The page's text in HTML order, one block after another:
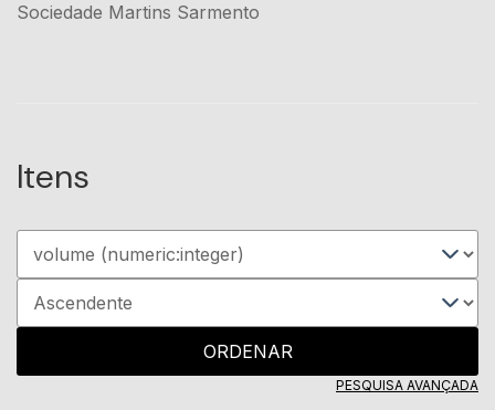
Sociedade Martins Sarmento
Itens
ORDENAR
PESQUISA AVANÇADA